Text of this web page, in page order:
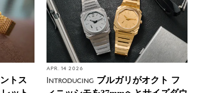
トス
APR. 14 2026
Introducing ブルガリがオクト フ